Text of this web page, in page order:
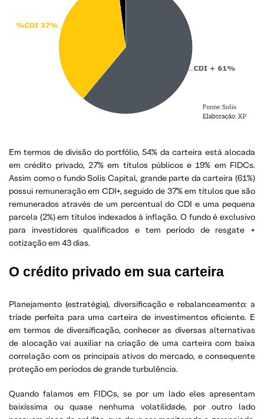
Em termos de divisão do portfólio, 54% da carteira está alocada
em crédito privado, 27% em títulos públicos e 19% em FIDCs.
Assim como o fundo Solis Capital, grande parte da carteira (61%)
possui remuneração em CDI+, seguido de 37% em títulos que são
remunerados através de um percentual do CDI e uma pequena
parcela (2%) em títulos indexados à inflação. O fundo é exclusivo
para investidores qualificados e tem período de resgate +
cotização em 43 dias.
O crédito privado em sua carteira
Planejamento (estratégia), diversificação e rebalanceamento: a
tríade perfeita para uma carteira de investimentos eficiente. E
em termos de diversificação, conhecer as diversas alternativas
de alocação vai auxiliar na criação de uma carteira com baixa
correlação com os principais ativos do mercado, e consequente
proteção em períodos de grande turbulência.
Quando falamos em FIDCs, se por um lado eles apresentam
baixíssima ou quase nenhuma volatilidade, por outro lado